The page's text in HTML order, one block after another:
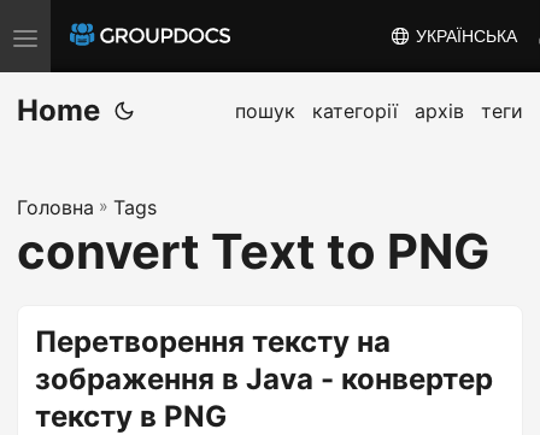
T
o
g
e
n
a
a
УКРАЇНСЬКА
Home пошук категорії архів теги
Головна » Tags
convert Text to PNG
Перетворення тексту на
зображення в Java - конвертер
тексту в PNG